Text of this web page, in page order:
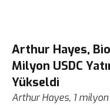
Arthur Hayes,
Milyon USDC
Yükseldi
Arthur Hayes, 1 milyon